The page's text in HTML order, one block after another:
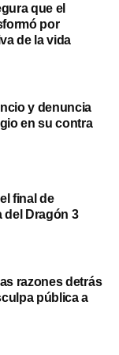
que el
por
de la vida
y denuncia
en su contra
final de
del Dragón 3
razones detrás
pública a